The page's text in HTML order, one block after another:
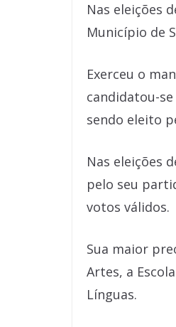
Nas eleições
Município de
Exerceu o
candidatou-
sendo eleito
Nas eleições
pelo seu
votos válidos.
Sua maior
Artes, a
Línguas.